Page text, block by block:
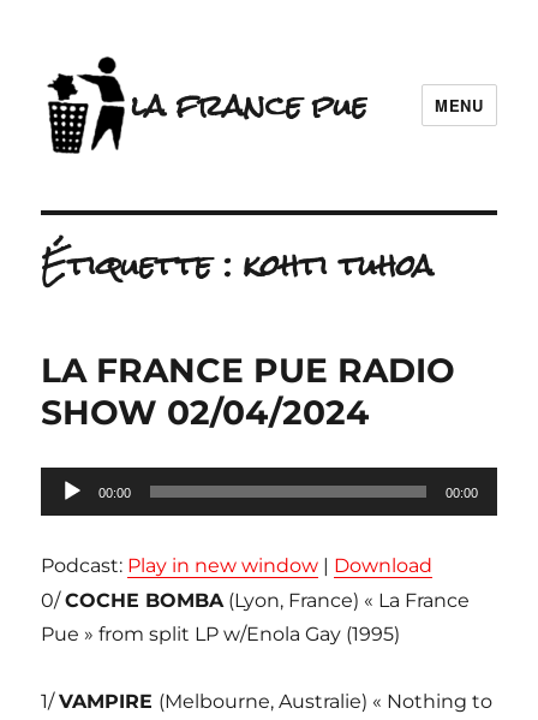
la france pue MENU
Étiquette : kohti tuhoa
LA FRANCE PUE RADIO
SHOW 02/04/2024
Lecteur
audio
00:00 00:00
Podcast: Play in new window | Download
0/COCHE BOMBA(Lyon, France) « La France
Pue » from split LP w/Enola Gay (1995)
1/VAMPIRE (Melbourne, Australie) « Nothing to